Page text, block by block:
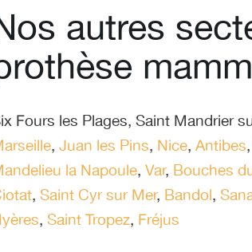
autres
Fours les Plages,Saint Mandrier
,Juan les Pins, Nice,Antibes,
la Napoule,Var, Bouches
,Saint Cyr sur Mer, Bandol,
,Saint Tropez, Fréjus